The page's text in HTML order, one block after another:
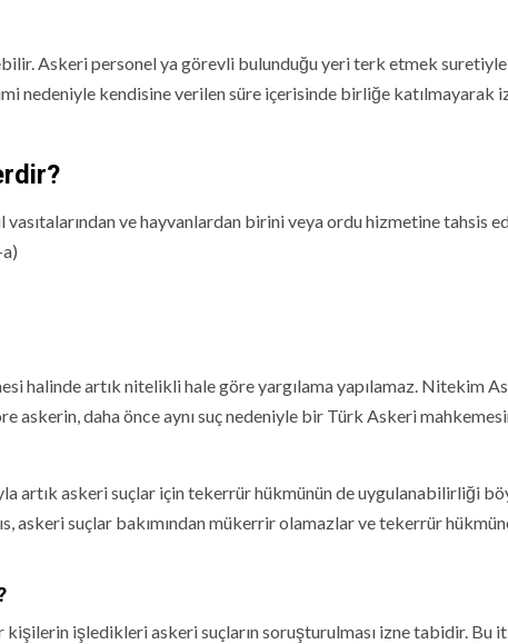
Askeri personel ya görevli bulunduğu yeri terk etmek
nedeniyle kendisine verilen süre içerisinde birliğe katılmayarak
ve hayvanlardan birini veya ordu hizmetine tahsis
halinde artık nitelikli hale göre yargılama yapılamaz. Nitekim
askerin, daha önce aynı suç nedeniyle bir Türk Askeri
artık askeri suçlar için tekerrür hükmünün de uygulanabilirliği
askeri suçlar bakımından mükerrir olamazlar ve tekerrür
işledikleri askeri suçların soruşturulması izne tabidir. Bu